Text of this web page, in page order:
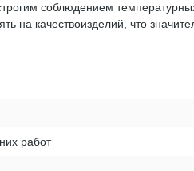
соблюдением
на качествоизделий, что
работ